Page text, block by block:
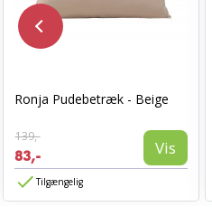
Ronja Pudebetræk - Beige
139,-
83,- Vis
Tilgængelig